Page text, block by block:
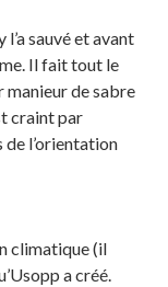
l’a sauvé et avant
Il fait tout le
manieur de sabre
craint par
de l’orientation
climatique (il
a créé.